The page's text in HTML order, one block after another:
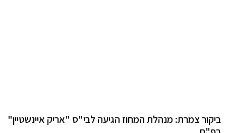
ביקור צמרת: מנהלת המחוז הגיעה לבי"ס "אריק איינשטיין"